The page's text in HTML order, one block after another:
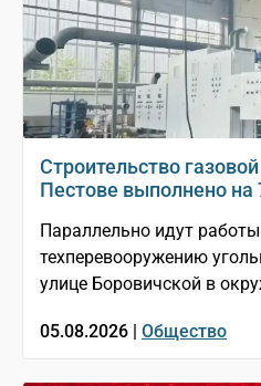
Строительство
Пестове выполнено на
Параллельно идут
техперевооружению
улице Боровичской в
05.08.2026 | Общество